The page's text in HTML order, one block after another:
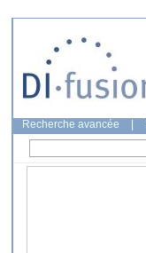
Recherche avancée